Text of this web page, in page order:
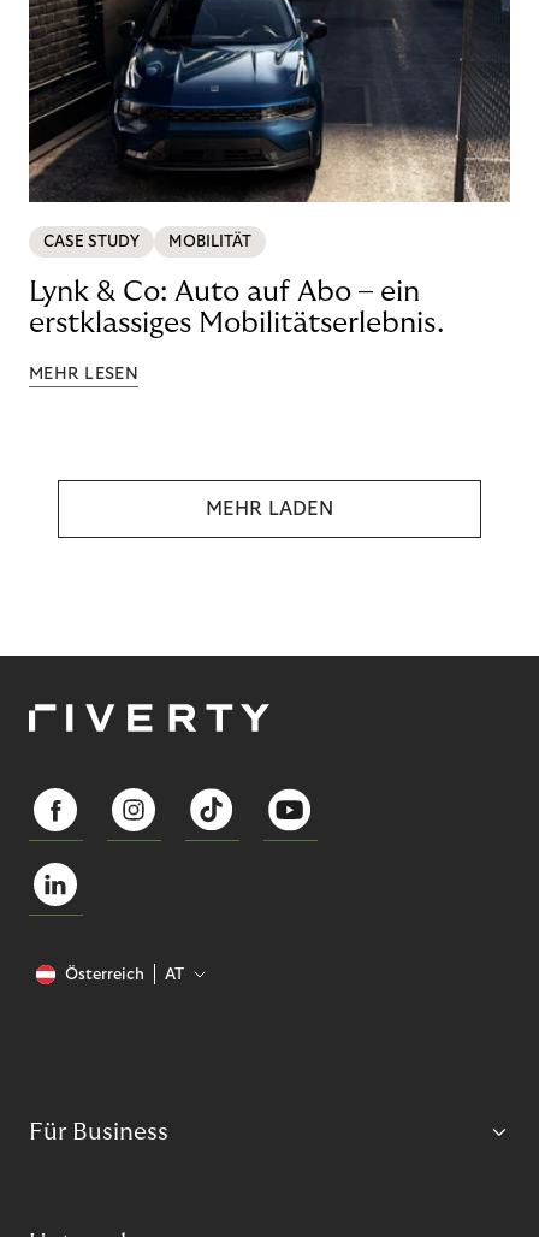
CASE STUDY MOBILITÄT
Lynk & Co: Auto auf Abo – ein
erstklassiges Mobilitätserlebnis.
MEHR LESEN
MEHR LADEN
Österreich AT
Für Business